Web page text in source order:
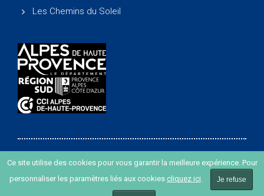
Les Chemins du Soleil
Copyright ©-Agence de développement des Alpes de
Haute Provence-Création de site internet agence Oyopi
Plan du site-Mentions légales
Ce site utilise des cookies pour vous garantir la meilleure expérience. Pour
personnaliser les paramètres liés aux cookies cliquez ici. Je refuse